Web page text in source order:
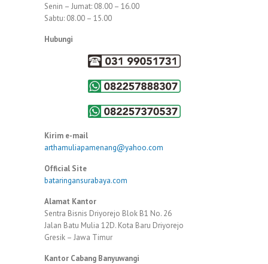
Senin – Jumat: 08.00 – 16.00
Sabtu: 08.00 – 15.00
Hubungi
Kirim e-mail
arthamuliapamenang@yahoo.com
Official Site
bataringansurabaya.com
Alamat Kantor
Sentra Bisnis Driyorejo Blok B1 No. 26
Jalan Batu Mulia 12D. Kota Baru Driyorejo
Gresik – Jawa Timur
Kantor Cabang Banyuwangi